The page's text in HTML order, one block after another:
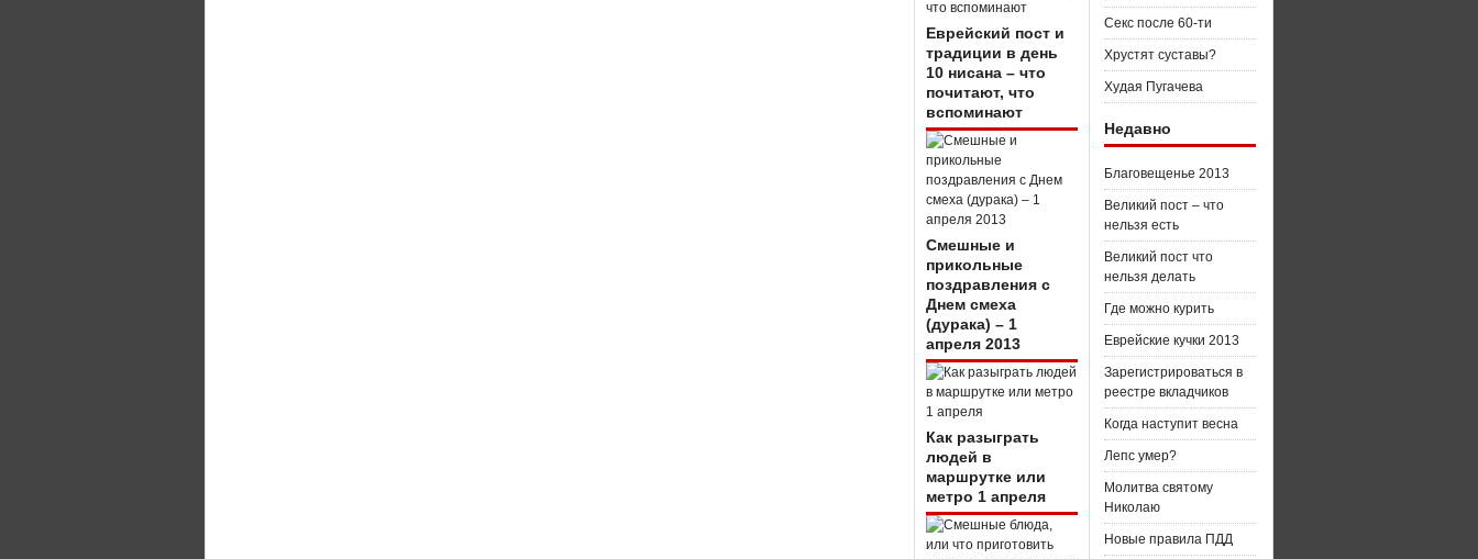
Еврейский пост и
традиции в день
10 нисана – что
почитают, что
вспоминают
Смешные и
прикольные
поздравления с
Днем смеха
(дурака) – 1
апреля 2013
Как разыграть
людей в
маршрутке или
метро 1 апреля
Секс после 60-ти
Хрустят суставы?
Худая Пугачева
Недавно
Благовещенье 2013
Великий пост – что
нельзя есть
Великий пост что
нельзя делать
Где можно курить
Еврейские кучки 2013
Зарегистрироваться в
реестре вкладчиков
Когда наступит весна
Лепс умер?
Молитва святому
Николаю
Новые правила ПДД